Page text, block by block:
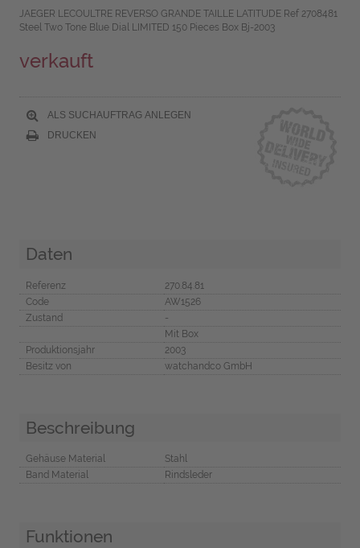
JAEGER LECOULTRE REVERSO GRANDE TAILLE LATITUDE Ref 2708481
Steel Two Tone Blue Dial LIMITED 150 Pieces Box Bj-2003
verkauft
ALS SUCHAUFTRAG ANLEGEN
DRUCKEN
Daten
Referenz
270.84.81
Code
AW1526
Zustand
-
Mit Box
Produktionsjahr
2003
Besitz von
watchandco GmbH
Beschreibung
Gehäuse Material
Stahl
Band Material
Rindsleder
Funktionen